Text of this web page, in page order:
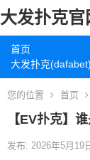
大发扑克官
首页
大发扑克(dafabet)
您的位置 首页
【EV扑克】
发布: 2026年5月19